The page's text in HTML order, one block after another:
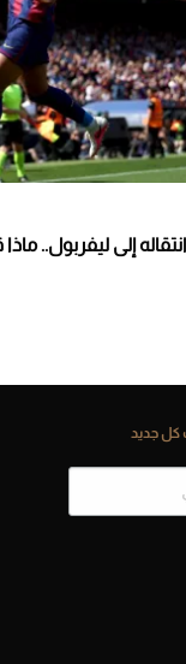
إلى ليفربول..
كل جديد